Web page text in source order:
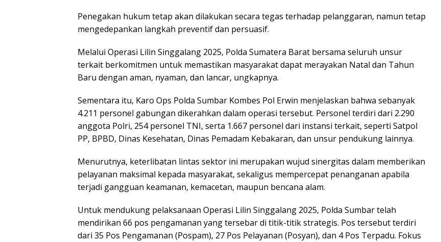
Penegakan hukum tetap akan dilakukan secara tegas terhadap pelanggaran, namun tetap
mengedepankan langkah preventif dan persuasif.
Melalui Operasi Lilin Singgalang 2025, Polda Sumatera Barat bersama seluruh unsur
terkait berkomitmen untuk memastikan masyarakat dapat merayakan Natal dan Tahun
Baru dengan aman, nyaman, dan lancar, ungkapnya.
Sementara itu, Karo Ops Polda Sumbar Kombes Pol Erwin menjelaskan bahwa sebanyak
4.211 personel gabungan dikerahkan dalam operasi tersebut. Personel terdiri dari 2.290
anggota Polri, 254 personel TNI, serta 1.667 personel dari instansi terkait, seperti Satpol
PP, BPBD, Dinas Kesehatan, Dinas Pemadam Kebakaran, dan unsur pendukung lainnya.
Menurutnya, keterlibatan lintas sektor ini merupakan wujud sinergitas dalam memberikan
pelayanan maksimal kepada masyarakat, sekaligus mempercepat penanganan apabila
terjadi gangguan keamanan, kemacetan, maupun bencana alam.
Untuk mendukung pelaksanaan Operasi Lilin Singgalang 2025, Polda Sumbar telah
mendirikan 66 pos pengamanan yang tersebar di titik-titik strategis. Pos tersebut terdiri
dari 35 Pos Pengamanan (Pospam), 27 Pos Pelayanan (Posyan), dan 4 Pos Terpadu. Fokus